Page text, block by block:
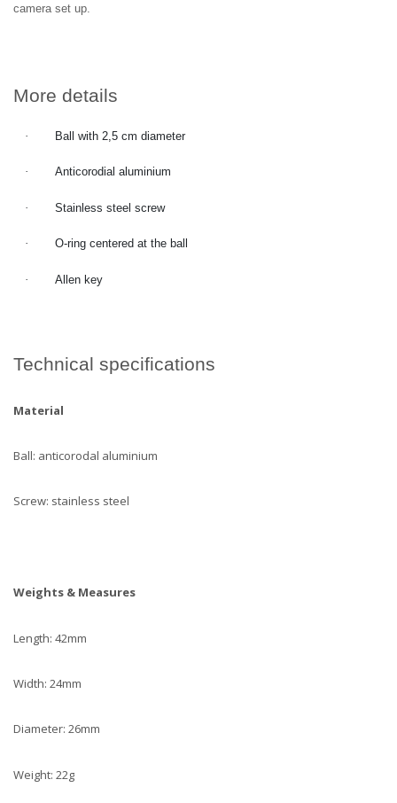
camera set up.
More details
· Ball with 2,5 cm diameter
· Anticorodial aluminium
· Stainless steel screw
· O-ring centered at the ball
· Allen key
Technical specifications
Material
Ball: anticorodal aluminium
Screw: stainless steel
Weights & Measures
Length: 42mm
Width: 24mm
Diameter: 26mm
Weight: 22g